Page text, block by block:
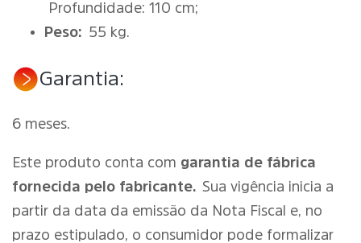
Profundidade: 110 cm;
Peso: 55 kg.
Garantia:
6 meses.
Este produto conta com garantia de fábrica
fornecida pelo fabricante. Sua vigência inicia a
partir da data da emissão da Nota Fiscal e, no
prazo estipulado, o consumidor pode formalizar